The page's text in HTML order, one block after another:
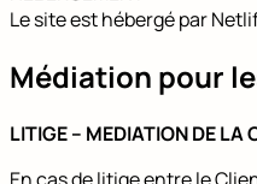
Le site est hébergé par
Médiation pour
LITIGE – MEDIATION DE